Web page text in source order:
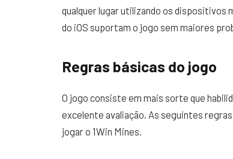
qualquer lugar utilizando os dispositivos
do iOS suportam o jogo sem maiores
Regras básicas do jogo
O jogo consiste em mais sorte que
excelente avaliação. As seguintes
jogar o 1Win Mines.